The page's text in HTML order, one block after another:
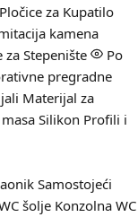
Pločice za Kupatilo
kamena
za Stepenište
Po
pregradne
Materijal za
Silikon Profili i
Samostojeći
šolje Konzolna WC